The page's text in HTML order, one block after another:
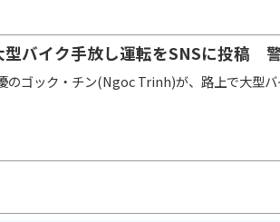
型バイク手放し運転をSNSに投稿
のゴック・チン(Ngoc Trinh)が、路上で大型